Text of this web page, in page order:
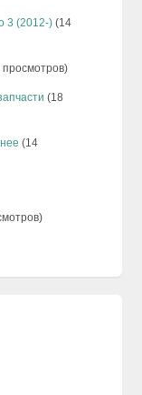
3 (2012-) (14
(18
(14